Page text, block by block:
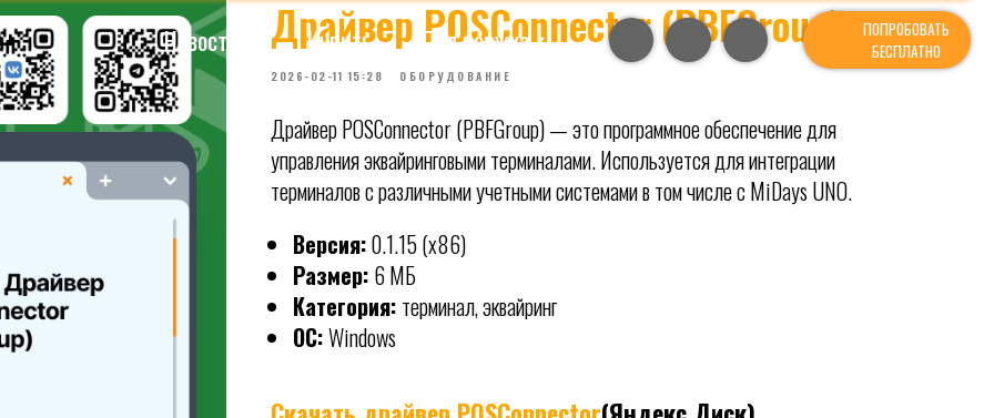
ПОПРОБОВАТЬ
БЕСПЛАТНО
Поддержка
Новости КупитьДрайвер POSConnector (PBFGroup)
2026-02-11 15:28 ОБОРУДОВАНИЕ
Драйвер POSConnector (PBFGroup) — это программное обеспечение для
управления эквайринговыми терминалами. Используется для интеграции
терминалов с различными учетными системами в том числе с MiDays UNO.
Версия:0.1.15 (x86)
Размер: 6 МБ
Категория: терминал, эквайринг
ОС:Windows